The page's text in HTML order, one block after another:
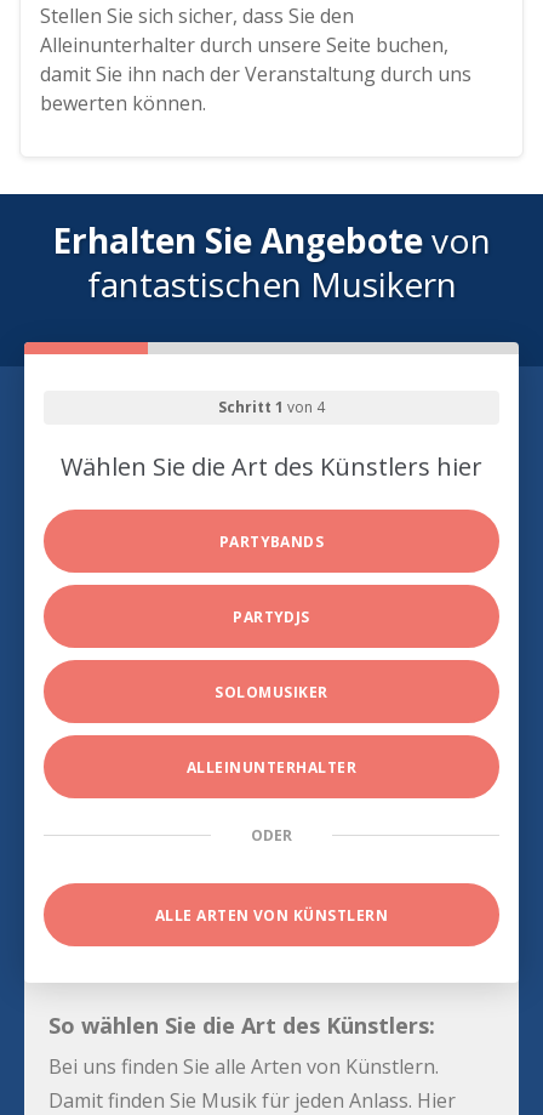
Stellen Sie sich sicher, dass Sie den
Alleinunterhalter durch unsere Seite buchen,
damit Sie ihn nach der Veranstaltung durch uns
bewerten können.
Erhalten Sie Angebotevon
fantastischen Musikern
Schritt 1 von 4
Wählen Sie die Art des Künstlers hier
PARTYBANDS
PARTYDJS
SOLOMUSIKER
ALLEINUNTERHALTER
ODER
ALLE ARTEN VON KÜNSTLERN
So wählen Sie die Art des Künstlers:
Bei uns finden Sie alle Arten von Künstlern.
Damit finden Sie Musik für jeden Anlass. Hier